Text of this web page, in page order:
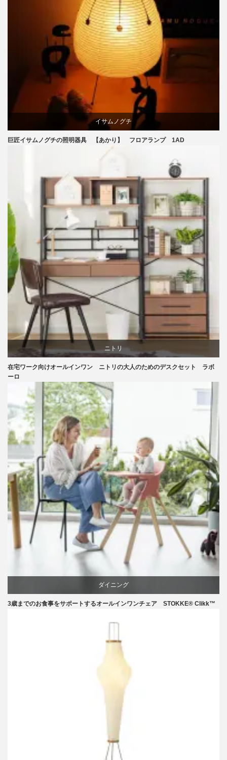
イサムノグチ
国産
照明器具
巨匠イサムノグチの照明器具 【あかり】 フロアランプ 1AD
ニトリ
在宅ワーク向けオールインワン ニトリの大人のためのデスクセット ラボ
ーロ
ダイニング
3歳までのお食事をサポートするオールインワンチェア STOKKE® Clikk™